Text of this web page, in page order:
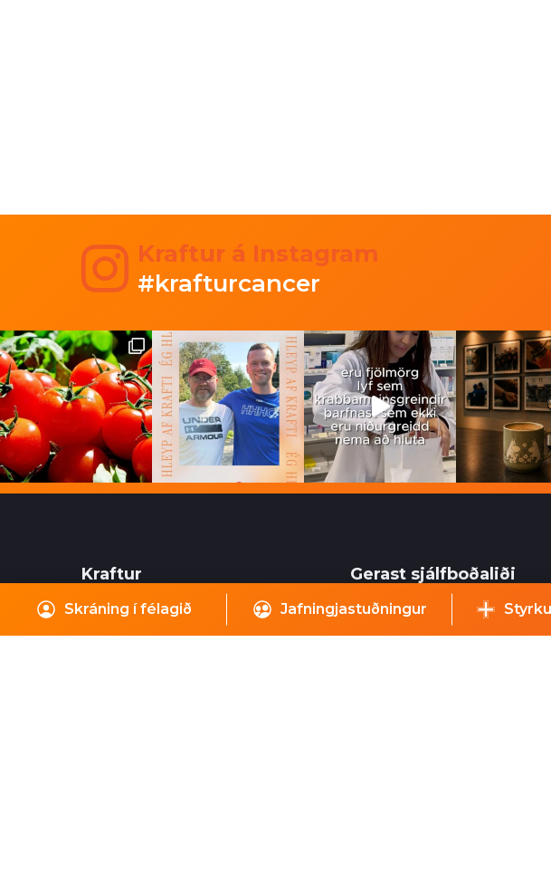
Kraftur á Instagram
#krafturcancer
Kraftur
Skógarhlíð 8
Gerast sjálfboðaliði
Sjálfboðaliðar Krafts eru
Skráning í félagið Jafningjastuðningur